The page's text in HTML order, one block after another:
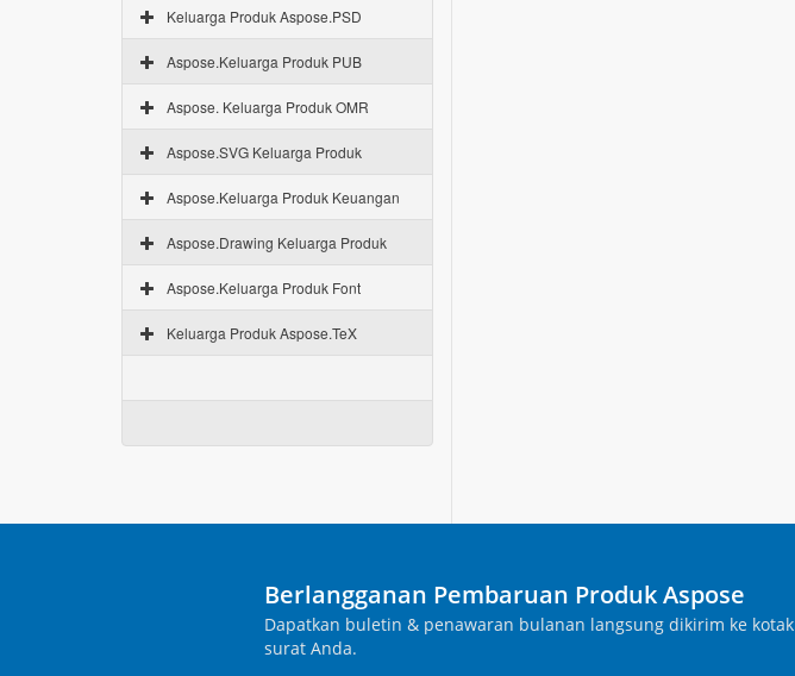
Keluarga Produk Aspose.PSD
Aspose.Keluarga Produk PUB
Aspose. Keluarga Produk OMR
Aspose.SVG Keluarga Produk
Aspose.Keluarga Produk Keuangan
Aspose.Drawing Keluarga Produk
Aspose.Keluarga Produk Font
Keluarga Produk Aspose.TeX
Berlangganan Pembaruan Produk Aspose
Dapatkan buletin & penawaran bulanan langsung dikirim ke kotak
surat Anda.